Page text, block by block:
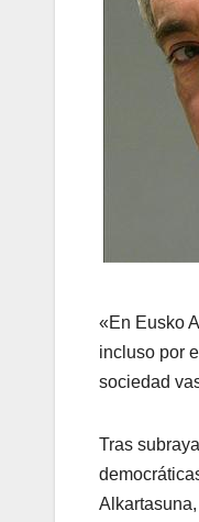
«En Eusko
incluso por
sociedad
Tras